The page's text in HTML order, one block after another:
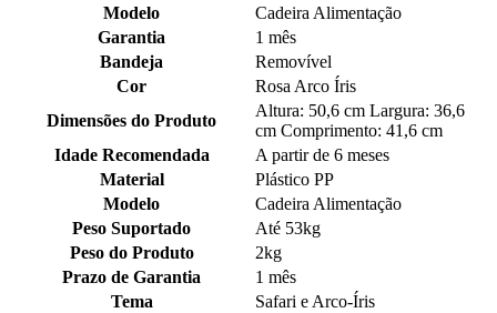
Modelo
Cadeira Alimentação
Garantia
1 mês
Bandeja
Removível
Cor
Rosa Arco Íris
Dimensões do Produto
Altura: 50,6 cm Largura: 36,6
cm Comprimento: 41,6 cm
Idade Recomendada
A partir de 6 meses
Material
Plástico PP
Modelo
Cadeira Alimentação
Peso Suportado
Até 53kg
Peso do Produto
2kg
Prazo de Garantia
1 mês
Tema
Safari e Arco-Íris